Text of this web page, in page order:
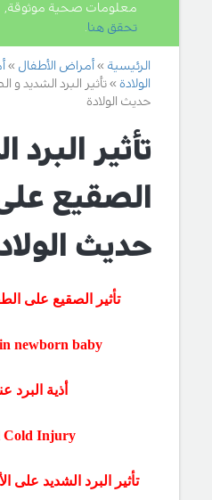
معلومات صحية موثوقة,
تحقق هنا.
الرئيسية أمراض الأطفال
الولادة
تأثير البرد الشديد
حديث الولادة
تأثير البرد
الصقيع
حديث
تأثير الصقيع على
newborn baby
أذية البرد
Cold Injury
تأثير البرد الشديد على